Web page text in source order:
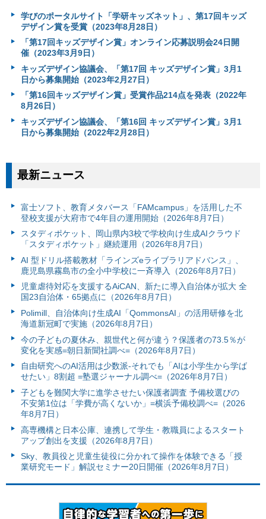
学びのポータルサイト「学研キッズネット」、第17回キッズ
デザイン賞を受賞（2023年8月28日）
「第17回キッズデザイン賞」オンライン応募説明会24日開
催（2023年3月9日）
キッズデザイン協議会、「第17回 キッズデザイン賞」3月1
日から募集開始（2023年2月27日）
「第16回キッズデザイン賞」受賞作品214点を発表（2022年
8月26日）
キッズデザイン協議会、「第16回 キッズデザイン賞」3月1
日から募集開始（2022年2月28日）
最新ニュース
富⼠ソフト、教育メタバース「FAMcampus」を活用した不
登校支援が大府市で4年目の運用開始（2026年8月7日）
スタディポケット、岡山県内3校で学校向け生成AIクラウド
「スタディポケット」継続運用（2026年8月7日）
AI 型ドリル搭載教材「ラインズeライブラリアドバンス」、
鹿児島県霧島市の全小中学校に一斉導入（2026年8月7日）
児童虐待対応を支援するAiCAN、新たに導入自治体が拡大 全
国23自治体・65拠点に（2026年8月7日）
Polimill、自治体向け生成AI「QommonsAI」の活用研修を北
海道新冠町で実施（2026年8月7日）
今の子どもの夏休み、親世代と何が違う？保護者の73.5％が
変化を実感=朝日新聞社調べ=（2026年8月7日）
自由研究へのAI活用は少数派-それでも「AIは小学生から学ば
せたい」8割超 =塾選ジャーナル調べ=（2026年8月7日）
子どもを難関大学に進学させたい保護者調査 予備校選びの
不安第1位は「学費が高くないか」=横浜予備校調べ=（2026
年8月7日）
高専機構と日本公庫、連携して学生・教職員によるスタート
アップ創出を支援（2026年8月7日）
Sky、教員役と児童生徒役に分かれて操作を体験できる「授
業研究モード」解説セミナー20日開催（2026年8月7日）